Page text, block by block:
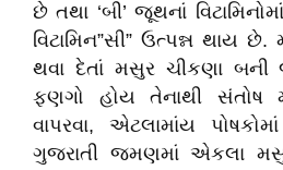
છે તથા ‘બી’ જૂથનાં
વિટામિન”સી” ઉત્પન્ન થાય
થવા દેતાં મસુર ચીકણા
ફણગો હોય તેનાથી
વાપરવા, એટલામાંય
ગુજરાતી જમણમાં એકલા